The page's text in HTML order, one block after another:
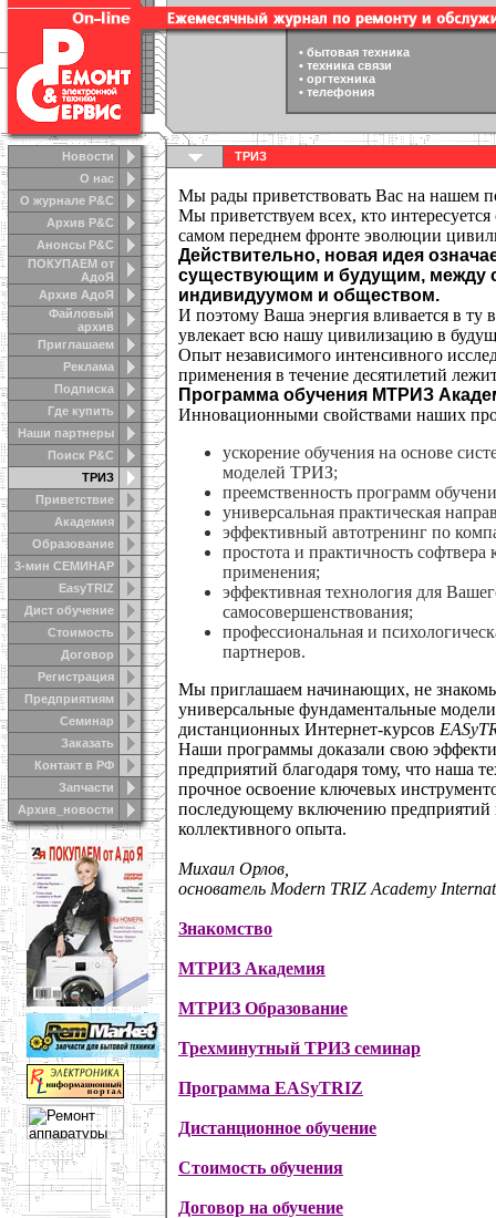
Новости
О нас
О журнале Р&С
Архив Р&С
Анонсы Р&C
ПОКУПАЕМ от
АдоЯ
Архив АдоЯ
Файловый
архив
Приглашаем
Реклама
Подписка
Где купить
Наши партнеры
Поиск Р&С
ТРИЗ
Приветствие
Академия
Образование
3-мин СЕМИНАР
EasyTRIZ
Дист обучение
Стоимость
Договор
Регистрация
Предприятиям
Семинар
Заказать
Контакт в РФ
Запчасти
Архив_новости
• бытовая техника
• техника связи
• оргтехника
• телефония
ТРИЗ
Мы рады приветствовать Вас на нашем
Мы приветствуем всех, кто
самом переднем фронте эволюции
Действительно, новая идея
существующим и будущим, между
индивидуумом и обществом.
И поэтому Ваша энергия вливается в
увлекает всю нашу цивилизацию в
Опыт независимого интенсивного
применения в течение десятилетий
Программа обучения МТРИЗ
Инновационными свойствами наших
ускорение обучения на основе
моделей ТРИЗ;
преемственность программ
универсальная практическая
эффективный автотренинг по
простота и практичность софтвера
применения;
эффективная технология для
самосовершенствования;
профессиональная и
партнеров.
Мы приглашаем начинающих, не
универсальные фундаментальные
дистанционных Интернет-курсов
Наши программы доказали свою
предприятий благодаря тому, что наша
прочное освоение ключевых
последующему включению предприятий
коллективного опыта.
Михаил Орлов,
основатель Modern TRIZ Academy
Знакомство
МТРИЗ Академия
МТРИЗ Образование
Трехминутный ТРИЗ семинар
Программа EASyTRIZ
Дистанционное обучение
Стоимость обучения
Договор на обучение